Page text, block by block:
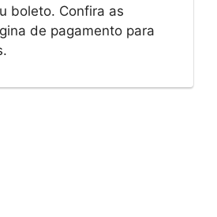
boleto. Confira as
de pagamento para